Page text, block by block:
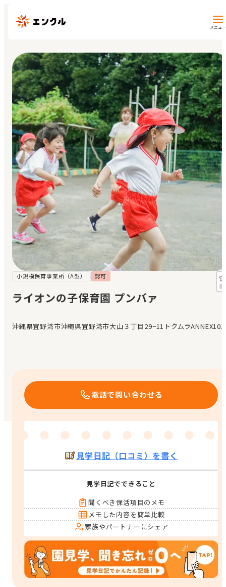
メニュー
保育園・幼稚園を探す
地図から探す
地域から探す
マイページ
閲覧履歴
お気に入り
見学日記
メッセージ
おすすめの園
エンクルの特徴と活用方法
小規模保育事業所（A型） 認可
ライオンの子保育園 プンバァ
沖縄県宜野湾市沖縄県宜野湾市大山３丁目29−11トクムラANNEX101
電話で問い合わせる
見学日記（口コミ）を書く
見学日記でできること
聞くべき保活項目のメモ
メモした内容を簡単比較
家族やパートナーにシェア